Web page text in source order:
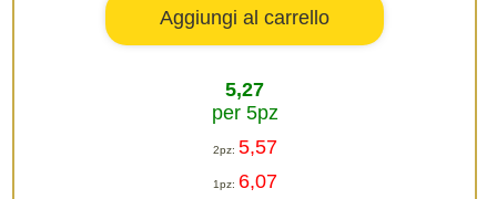
5,27
per 5pz
2pz: 5,57
1pz: 6,07